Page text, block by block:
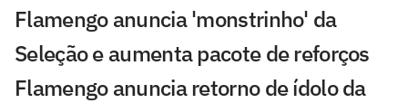
Flamengo anuncia 'monstrinho' da
Seleção e aumenta pacote de reforços
Flamengo anuncia retorno de ídolo da